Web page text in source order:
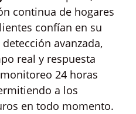
continua de hogares
confían en su
avanzada,
real y respuesta
24 horas
a los
en todo momento.